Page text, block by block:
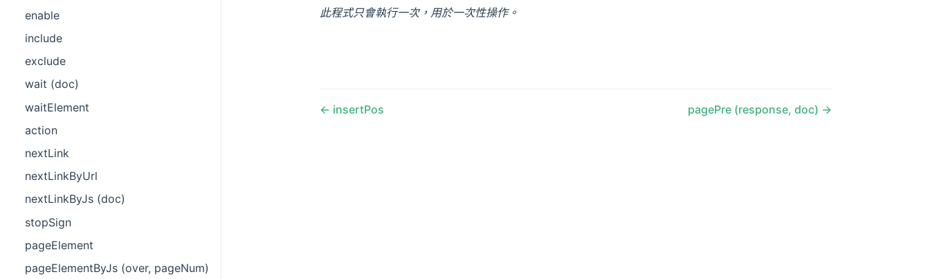
enable
include
exclude
wait (doc)
waitElement
action
nextLink
nextLinkByUrl
nextLinkByJs (doc)
stopSign
pageElement
pageElementByJs (over, pageNum)
此程式只會執行一次，用於一次性操作。
insertPos pagePre (response, doc)